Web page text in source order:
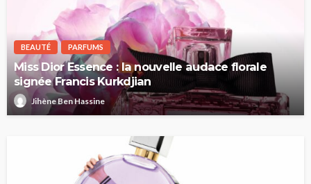
BEAUTÉ PARFUMS
Miss Dior Essence : la nouvelle audace florale
signée Francis Kurkdjian
Jihène Ben Hassine